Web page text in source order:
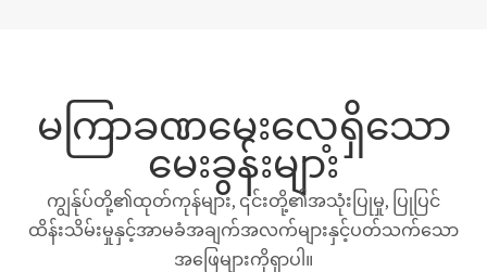
မကြာခဏမေးလေ့ရှိသော
မေးခွန်းများ
ကျွန်ုပ်တို့၏ထုတ်ကုန်များ, ၎င်းတို့၏အသုံးပြုမှု, ပြုပြင်
ထိန်းသိမ်းမှုနှင့်အာမခံအချက်အလက်များနှင့်ပတ်သက်သော
အဖြေများကိုရှာပါ။